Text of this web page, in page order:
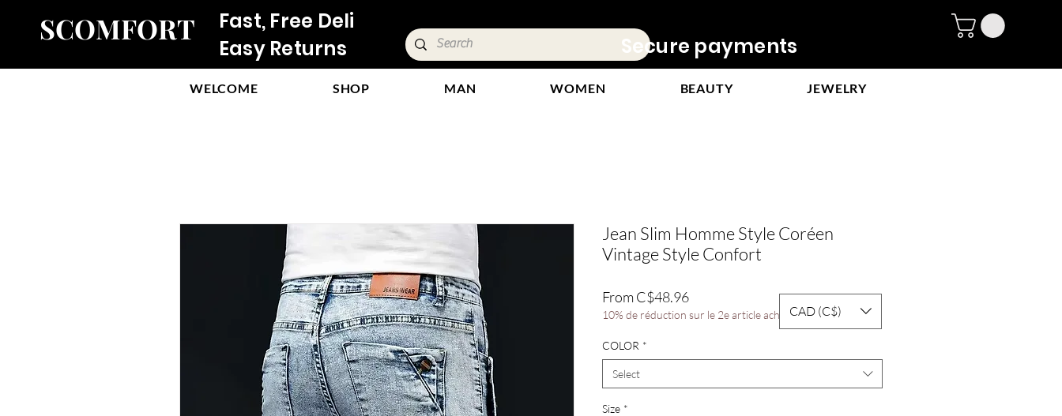
SCOMFORT
Fast, Free Delivery &
Easy Returns
Secure payments
WELCOME SHOP MAN WOMEN BEAUTY JEWELRY
Jean Slim Homme Style Coréen
Vintage Style Confort
FromC$48.96Sale
Price
10% de réduction sur le 2e article acheté
COLOR *
Select
Size *
CAD (C$)